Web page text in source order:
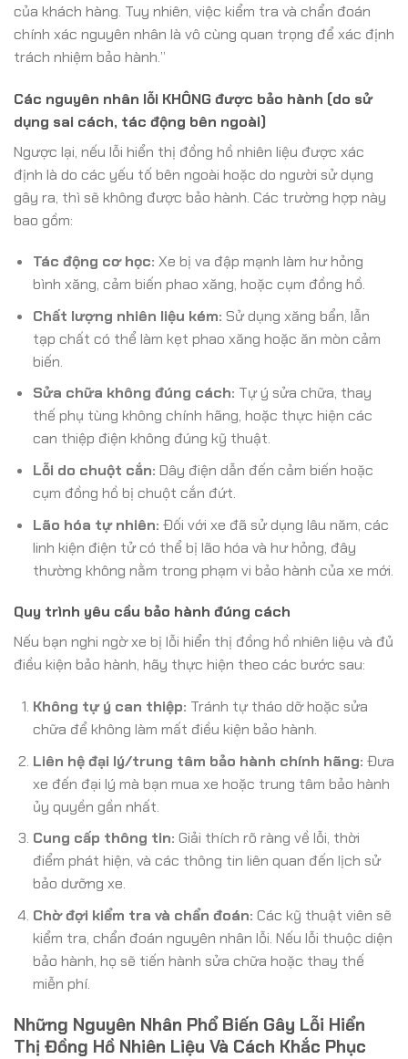
của khách hàng. Tuy nhiên, việc kiểm tra và chẩn đoán
chính xác nguyên nhân là vô cùng quan trọng để xác định
trách nhiệm bảo hành.”
Các nguyên nhân lỗi KHÔNG được bảo hành (do sử
dụng sai cách, tác động bên ngoài)
Ngược lại, nếu lỗi hiển thị đồng hồ nhiên liệu được xác
định là do các yếu tố bên ngoài hoặc do người sử dụng
gây ra, thì sẽ không được bảo hành. Các trường hợp này
bao gồm:
Tác động cơ học: Xe bị va đập mạnh làm hư hỏng
bình xăng, cảm biến phao xăng, hoặc cụm đồng hồ.
Chất lượng nhiên liệu kém: Sử dụng xăng bẩn, lẫn
tạp chất có thể làm kẹt phao xăng hoặc ăn mòn cảm
biến.
Sửa chữa không đúng cách: Tự ý sửa chữa, thay
thế phụ tùng không chính hãng, hoặc thực hiện các
can thiệp điện không đúng kỹ thuật.
Lỗi do chuột cắn: Dây điện dẫn đến cảm biến hoặc
cụm đồng hồ bị chuột cắn đứt.
Lão hóa tự nhiên: Đối với xe đã sử dụng lâu năm, các
linh kiện điện tử có thể bị lão hóa và hư hỏng, đây
thường không nằm trong phạm vi bảo hành của xe mới.
Quy trình yêu cầu bảo hành đúng cách
Nếu bạn nghi ngờ xe bị lỗi hiển thị đồng hồ nhiên liệu và đủ
điều kiện bảo hành, hãy thực hiện theo các bước sau:
Không tự ý can thiệp: Tránh tự tháo dỡ hoặc sửa
chữa để không làm mất điều kiện bảo hành.
Liên hệ đại lý/trung tâm bảo hành chính hãng: Đưa
xe đến đại lý mà bạn mua xe hoặc trung tâm bảo hành
ủy quyền gần nhất.
Cung cấp thông tin: Giải thích rõ ràng về lỗi, thời
điểm phát hiện, và các thông tin liên quan đến lịch sử
bảo dưỡng xe.
Chờ đợi kiểm tra và chẩn đoán: Các kỹ thuật viên sẽ
kiểm tra, chẩn đoán nguyên nhân lỗi. Nếu lỗi thuộc diện
bảo hành, họ sẽ tiến hành sửa chữa hoặc thay thế
miễn phí.
Những Nguyên Nhân Phổ Biến Gây Lỗi Hiển
Thị Đồng Hồ Nhiên Liệu Và Cách Khắc Phục